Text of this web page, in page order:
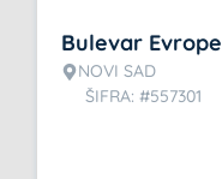
Bulevar Evrope
NOVI SAD
ŠIFRA: #557301